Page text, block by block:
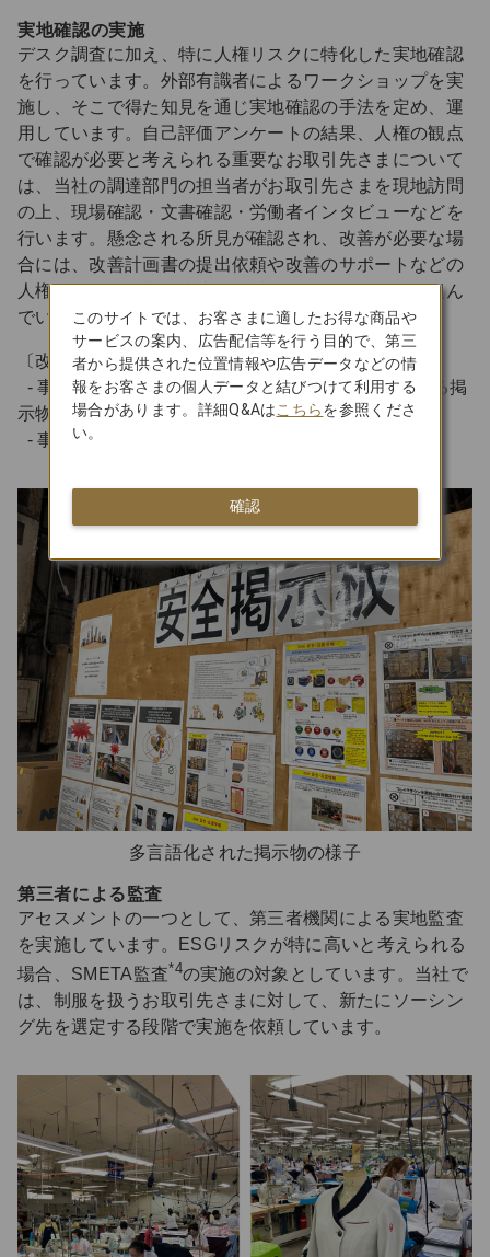
実地確認の実施
デスク調査に加え、特に人権リスクに特化した実地確認
を行っています。外部有識者によるワークショップを実
施し、そこで得た知見を通じ実地確認の手法を定め、運
用しています。自己評価アンケートの結果、人権の観点
で確認が必要と考えられる重要なお取引先さまについて
は、当社の調達部門の担当者がお取引先さまを現地訪問
の上、現場確認・文書確認・労働者インタビューなどを
行います。懸念される所見が確認され、改善が必要な場
合には、改善計画書の提出依頼や改善のサポートなどの
人権への負の影響の防止・軽減への働きかけに取り組ん
でいます。
〔改善事例〕
- 事例1. 多国籍な外国人労働者に対する安全に関する掲
示物の多言語化
- 事例2.人権尊重に関する全従業員への教育の実施
多言語化された掲示物の様子
第三者による監査
アセスメントの一つとして、第三者機関による実地監査
を実施しています。ESGリスクが特に高いと考えられる
場合、SMETA監査*4の実施の対象としています。当社で
は、制服を扱うお取引先さまに対して、新たにソーシン
グ先を選定する段階で実施を依頼しています。
このサイトでは、お客さまに適したお得な商品や
サービスの案内、広告配信等を行う目的で、第三
者から提供された位置情報や広告データなどの情
報をお客さまの個人データと結びつけて利用する
場合があります。詳細Q&Aはこちらを参照くださ
い。
確認